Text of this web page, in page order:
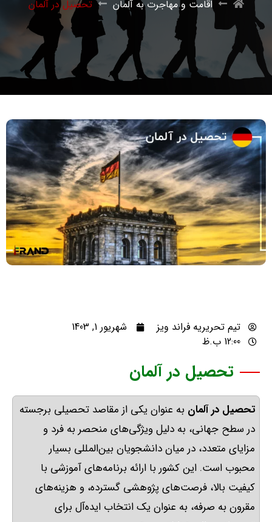
اقامت و مهاجرت به آلمان تحصیل در آلمان
تیم تحریریه فراند ویز
شهریور 1, 1403
12:00 ب.ظ
تحصیل در آلمان
تحصیل در آلمان به عنوان یکی از مقاصد تحصیلی برجسته
در سطح جهانی، به دلیل ویژگی‌های منحصر به فرد و
مزایای متعدد، در میان دانشجویان بین‌المللی بسیار
محبوب است. این کشور با ارائه برنامه‌های آموزشی با
کیفیت بالا، فرصت‌های پژوهشی گسترده، و هزینه‌های
مقرون به صرفه، به عنوان یک انتخاب ایده‌آل برای